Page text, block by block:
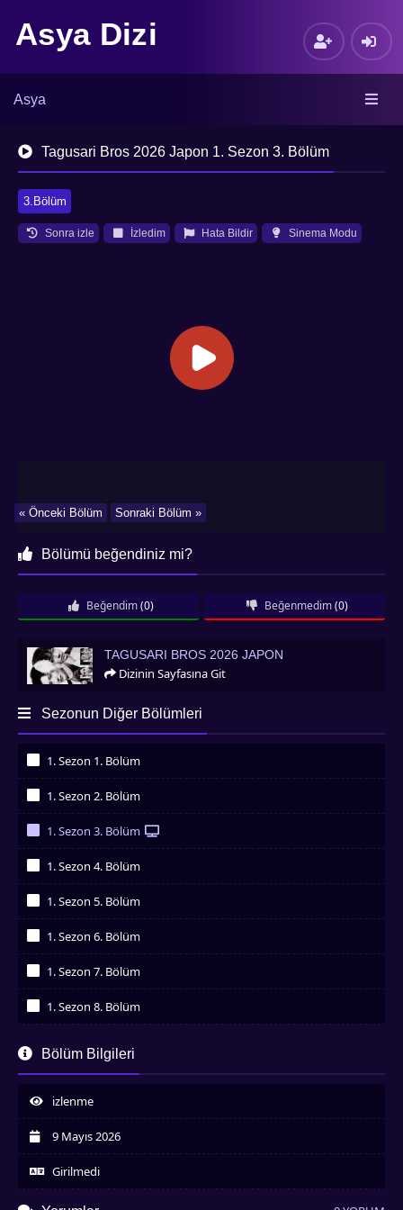
Asya Dizi
Asya
Tagusari Bros 2026 Japon 1. Sezon 3. Bölüm
3.Bölüm
Sonra izle İzledim Hata Bildir Sinema Modu
Sonraki Bölüm »
« Önceki Bölüm
Bölümü beğendiniz mi?
Beğendim (0) Beğenmedim (0)
Tagusari Bros 2026 Japon
TAGUSARI BROS 2026 JAPON
Dizinin Sayfasına Git
Sezonun Diğer Bölümleri
1. Sezon 1. Bölüm
1. Sezon 2. Bölüm
1. Sezon 3. Bölüm
1. Sezon 4. Bölüm
1. Sezon 5. Bölüm
1. Sezon 6. Bölüm
1. Sezon 7. Bölüm
1. Sezon 8. Bölüm
İzledim
İzledim
1. Sezon 10. Bölüm
Bölüm Bilgileri
izlenme
9 Mayıs 2026
Girilmedi